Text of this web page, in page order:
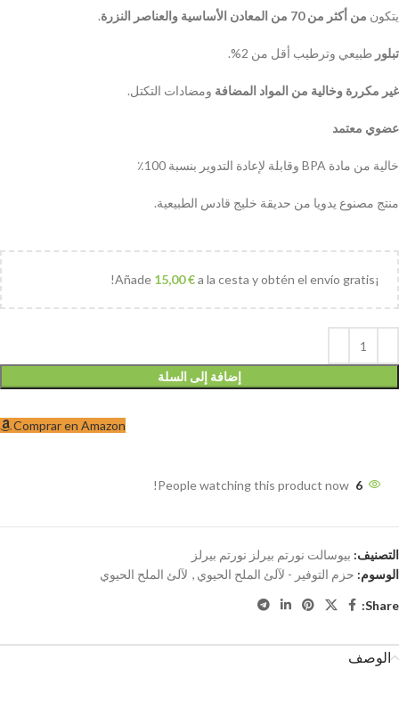
يتكون من أكثر من 70 من المعادن الأساسية والعناصر النزرة .
تبلور طبيعي وترطيب أقل من 2%.
غير مكررة وخالية من المواد المضافة ومضادات التكتل.
عضوي معتمد
خالية من مادة BPA وقابلة لإعادة التدوير بنسبة 100٪
منتج مصنوع يدويا من حديقة خليج قادس الطبيعية.
¡Añade
15,00€a la cesta y obtén el envío gratis!
إضافة إلى السلة
Comprar en Amazon
6
People watching this product now!
التصنيف: بيوسالت نورتم بيرلز نورتم بيرلز
الوسوم: حزم التوفير - لآلئ الملح الحيوي , لآلئ الملح الحيوي
Share:
الوصف